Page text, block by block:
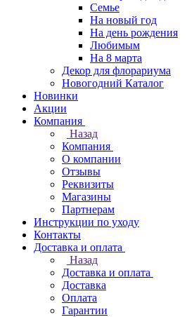
Семье
На новый год
На день рождения
Любимым
На 8 марта
Декор для флорариума
Новогодний Каталог
Новинки
Акции
Компания
Назад
Компания
О компании
Отзывы
Реквизиты
Магазины
Партнерам
Инструкции по уходу
Контакты
Доставка и оплата
Назад
Доставка и оплата
Доставка
Оплата
Гарантии